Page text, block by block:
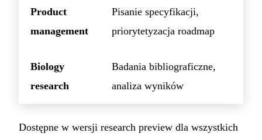
Product
management
Pisanie specyfikacji,
priorytetyzacja roadmap
Biology
research
Badania bibliograficzne,
analiza wyników
Dostępne w wersji research preview dla wszystkich